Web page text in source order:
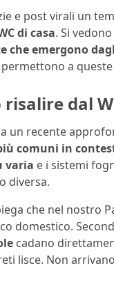
e post virali un
di casa. Si
che emergono
a
dal
un recente
comuni in
varia e i sistemi
diversa.
che nel nostro
domestico.
cadano
lisce. Non